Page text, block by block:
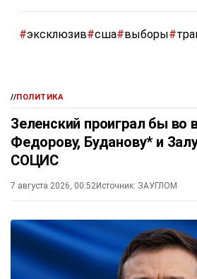
#эксклюзив#сша#выборы#
//ПОЛИТИКА
Зеленский проиграл бы во
Федорову, Буданову* и
СОЦИС
7 августа 2026, 00:52Источник: ЗАУГЛОМ